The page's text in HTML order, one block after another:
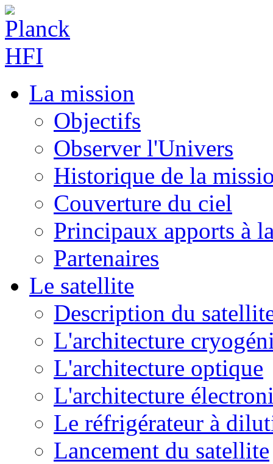
La mission
Objectifs
Observer l'Univers
Historique de la
Couverture du ciel
Principaux apports à
Partenaires
Le satellite
Description du
L'architecture
L'architecture optique
L'architecture
Le réfrigérateur à
Lancement du satellite